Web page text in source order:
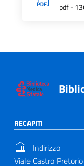
pdf -
RECAPITI
Indirizzo
Viale Castro